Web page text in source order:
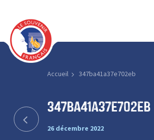
Accueil 347ba41a37e702eb
347ba41a37e702eb
26 décembre 2022